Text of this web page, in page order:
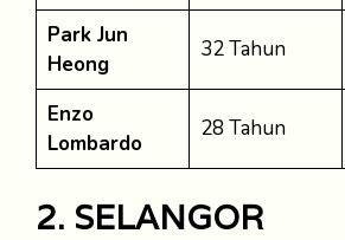
Park Jun
Heong
32 Tahun
Enzo
Lombardo
28 Tahun
2. SELANGOR